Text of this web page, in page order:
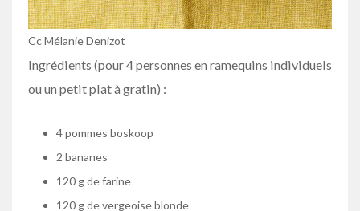
Cc Mélanie Denizot
Ingrédients (pour 4 personnes en ramequins individuels
ou un petit plat à gratin) :
4 pommes boskoop
2 bananes
120 g de farine
120 g de vergeoise blonde